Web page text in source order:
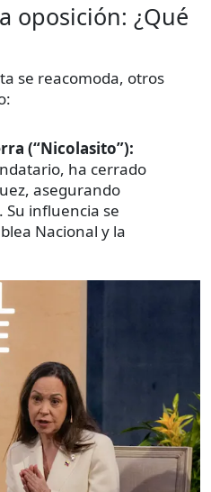
oposición: ¿Qué
se reacomoda, otros
(“Nicolasito”):
ha cerrado
asegurando
Su influencia se
Nacional y la